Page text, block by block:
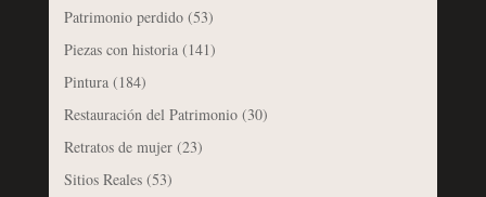
Patrimonio perdido(53)
Piezas con historia(141)
Pintura(184)
Restauración del Patrimonio(30)
Retratos de mujer(23)
Sitios Reales(53)